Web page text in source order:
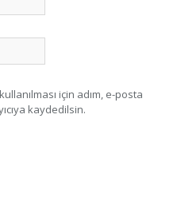
için adım, e-posta
kaydedilsin.